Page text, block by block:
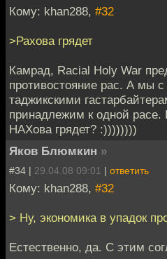
Кому: khan288, #32
>Рахова грядет
Камрад, Racial Holy War
противостояние рас. А мы
таджикскими
принадлежим к одной
НАХова грядет? :))))))))
Яков Блюмкин »
#34 | 29.04.08 09:01 | ответить
Кому: khan288, #32
> Ну, экономика в упадок
Естественно, да. С этим